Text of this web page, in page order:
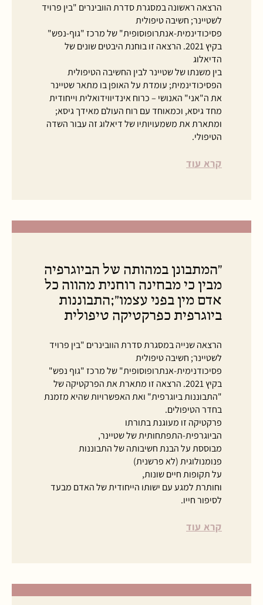
הרצאה ראשונה במסגרת סדרת הוובינרים "בין פרויד
לשטיינר; חשיבה טיפולית
פסיכודינמית-אנתרופוסופית" של מרכז "גוף-נפש"
בקיץ 2021. הרצאה זו בוחנת היבטים שונים של
הדיאלוג
בין משנתו של שטיינר לבין החשיבה הטיפולית
הפסיכודינמית; עומדת על האופן בו מתאר שטיינר
את ה"אני" האנושי – כרוח אינדיווידואלית וייחודית
מחד גיסא, וכמאוחד עם רוח העולם מאידך גיסא;
ומתארת את משמעויותיו של דיאלוג זה עבור השדה
הטיפולי.
קרא עוד
"המתבונן במהותה של הביוגרפיה
מבין כי מבחינה רוחנית מהווה כל
אדם מין בפני עצמו״;התבוננות
ביוגרפית כפרקטיקה טיפולית
הרצאה שנייה במסגרת סדרת הוובינרים "בין פרויד
לשטיינר; חשיבה טיפולית
פסיכודנימית-אנתרופוסופית" של מרכז "גוף נפש"
בקיץ 2021. הרצאה זו מתארת את הפרקטיקה של
"התבוננות ביוגרפית" ואת האפשרויות שהיא מזמנת
בחדר הטיפולים.
פרקטיקה זו מעוגנת בתורתו
הביוגרפית-התפתחותית של שטיינר,
מבוססת על הבנת חשיבותה של התבוננות
פנומנולוגית (לא פרשנית)
על תקופות חיים שונות,
וחותרת למגע עם ישותו הייחודית של האדם מבעד
לסיפור חייו.
קרא עוד